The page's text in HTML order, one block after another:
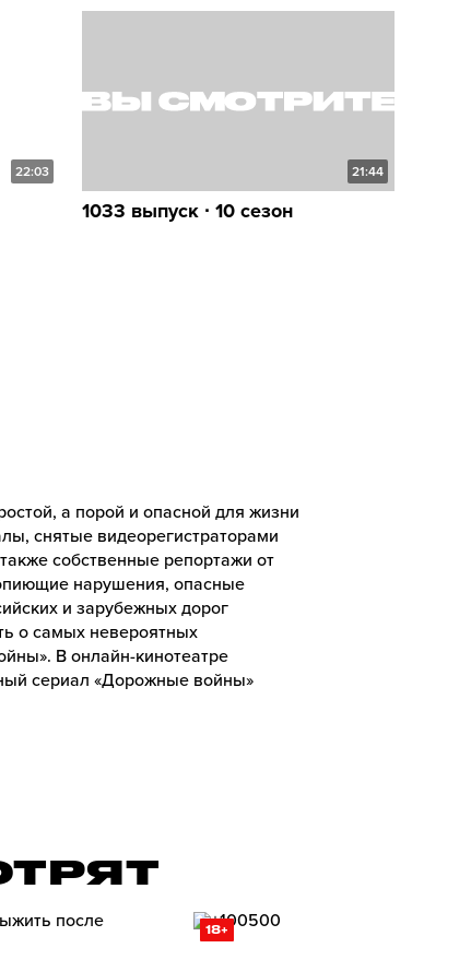
22:03 21:44
1033 выпуск ∙ 10 сезон
а порой и опасной для жизни
снятые видеорегистраторами
собственные репортажи от
нарушения, опасные
и зарубежных дорог
о самых невероятных
В онлайн-кинотеатре
сериал «Дорожные войны»
18+